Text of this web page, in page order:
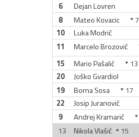
6
Dejan Lovren
8
Mateo Kovacic
7
10
Luka Modrić
11
Marcelo Brozović
15
Mario Pašalić
13
20
Joško Gvardiol
19
Borna Sosa
17
22
Josip Juranović
9
Andrej Kramarić
13
Nikola Vlašić
15